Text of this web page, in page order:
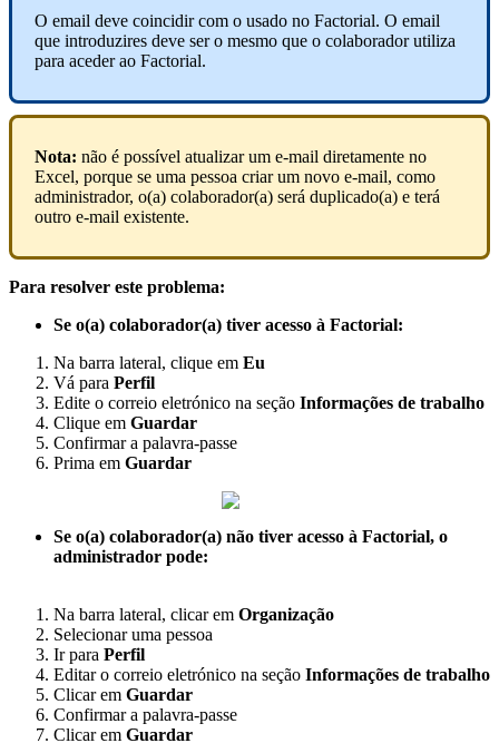
O email deve coincidir com o usado no Factorial. O email
que introduzires deve ser o mesmo que o colaborador utiliza
para aceder ao Factorial.
Nota: não é possível atualizar um e-mail diretamente no
Excel, porque se uma pessoa criar um novo e-mail, como
administrador, o(a) colaborador(a) será duplicado(a) e terá
outro e-mail existente.
Para resolver este problema:
Se o(a) colaborador(a) tiver acesso à Factorial:
Na barra lateral, clique em Eu
Vá para Perfil
Edite o correio eletrónico na seção Informações de trabalho
Clique em Guardar
Confirmar a palavra-passe
Prima em Guardar
Se o(a) colaborador(a) não tiver acesso à Factorial, o
administrador pode:
Na barra lateral, clicar em Organização
Selecionar uma pessoa
Ir para Perfil
Editar o correio eletrónico na seção Informações de trabalho
Clicar em Guardar
Confirmar a palavra-passe
Clicar em Guardar